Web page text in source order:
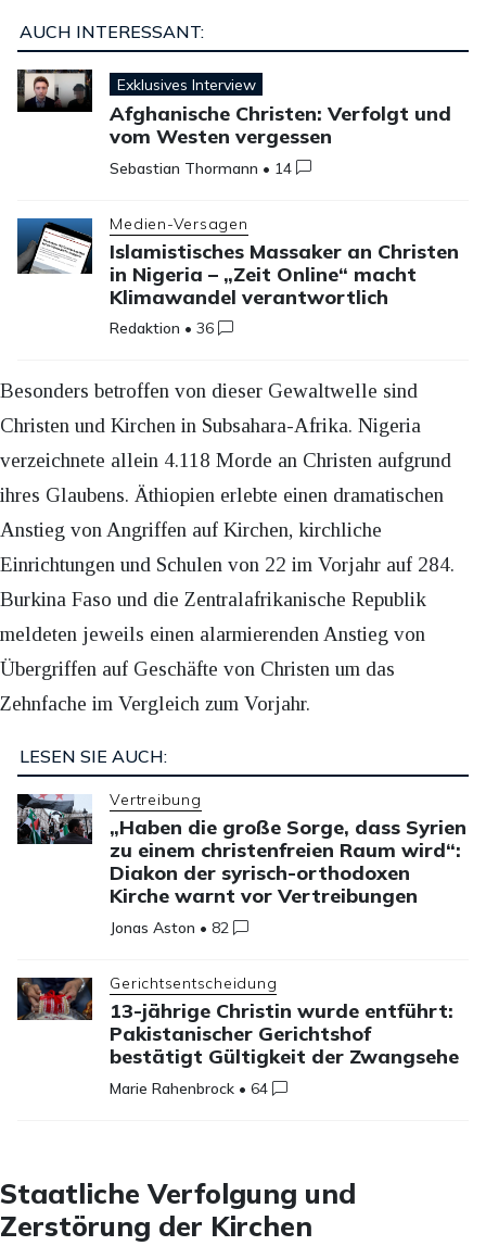
AUCH INTERESSANT:
Exklusives Interview
Afghanische Christen: Verfolgt und
vom Westen vergessen
Sebastian Thormann • 14
Medien-Versagen
Islamistisches Massaker an Christen
in Nigeria – „Zeit Online“ macht
Klimawandel verantwortlich
Redaktion •36
Besonders betroffen von dieser Gewaltwelle sind
Christen und Kirchen in Subsahara-Afrika. Nigeria
verzeichnete allein 4.118 Morde an Christen aufgrund
ihres Glaubens. Äthiopien erlebte einen dramatischen
Anstieg von Angriffen auf Kirchen, kirchliche
Einrichtungen und Schulen von 22 im Vorjahr auf 284.
Burkina Faso und die Zentralafrikanische Republik
meldeten jeweils einen alarmierenden Anstieg von
Übergriffen auf Geschäfte von Christen um das
Zehnfache im Vergleich zum Vorjahr.
LESEN SIE AUCH:
Vertreibung
„Haben die große Sorge, dass Syrien
zu einem christenfreien Raum wird“:
Diakon der syrisch-orthodoxen
Kirche warnt vor Vertreibungen
Jonas Aston • 82
Gerichtsentscheidung
13-jährige Christin wurde entführt:
Pakistanischer Gerichtshof
bestätigt Gültigkeit der Zwangsehe
Marie Rahenbrock •64
Staatliche Verfolgung und
Zerstörung der Kirchen